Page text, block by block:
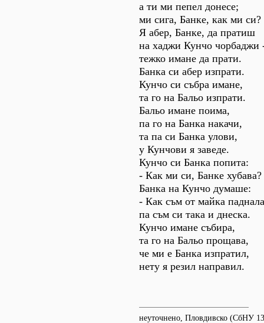
а ти ми пепел донесе;
ми сига, Банке, как ми си?
Я абер, Банке, да пратиш
на хаджи Кунчо чорбаджи
тежко имане да прати.
Банка си абер изпрати.
Кунчо си събра имане,
та го на Бальо изпрати.
Бальо имане поима,
па го на Банка накачи,
та па си Банка улови,
у Кунчови я заведе.
Кунчо си Банка попита:
- Как ми си, Банке хубава?
Банка на Кунчо думаше:
- Как съм от майка
па съм си така и днеска.
Кунчо имане събира,
та го на Бальо прощава,
че ми е Банка изпратил,
нету я резил направил.
неуточнено, Пловдивско (СбНУ